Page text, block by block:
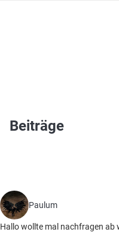
Beiträge
Paulum
Hallo wollte mal nachfragen ab